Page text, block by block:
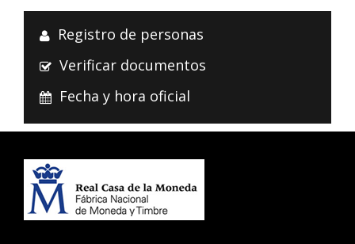
Registro de personas
Verificar documentos
Fecha y hora oficial